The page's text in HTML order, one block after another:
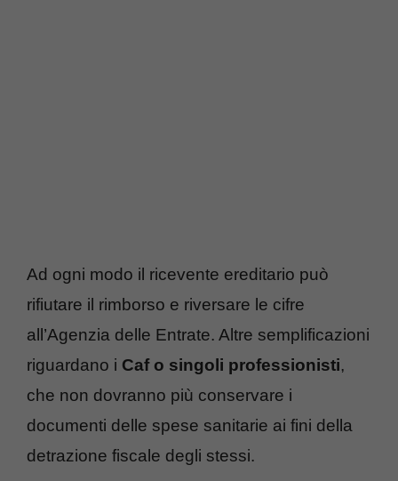
Ad ogni modo il ricevente ereditario può
rifiutare il rimborso e riversare le cifre
all’Agenzia delle Entrate. Altre semplificazioni
riguardano i Caf o singoli professionisti,
che non dovranno più conservare i
documenti delle spese sanitarie ai fini della
detrazione fiscale degli stessi.